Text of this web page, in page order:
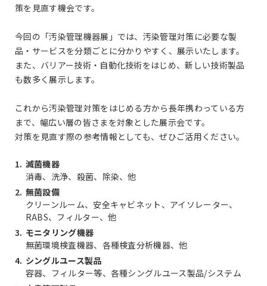
策を見直す機会です。
今回の「汚染管理機器展」では、汚染管理対策に必要な製
品・サービスを分類ごとに分かりやすく、展示いたします。
また、バリアー技術・自動化技術をはじめ、新しい技術製品
も数多く展示します。
これから汚染管理対策をはじめる方から長年携わっている方
まで、幅広い層の皆さまを対象とした展示会です。
対策を見直す際の参考情報としても、ぜひご活用ください。
1. 滅菌機器
消毒、洗浄、殺菌、除染、他
2. 無菌設備
クリーンルーム、安全キャビネット、アイソレーター、
RABS、フィルター、他
3. モニタリング機器
無菌環境検査機器、各種検査分析機器、他
4. シングルユース製品
容器、フィルター等、各種シングルユース製品/システム